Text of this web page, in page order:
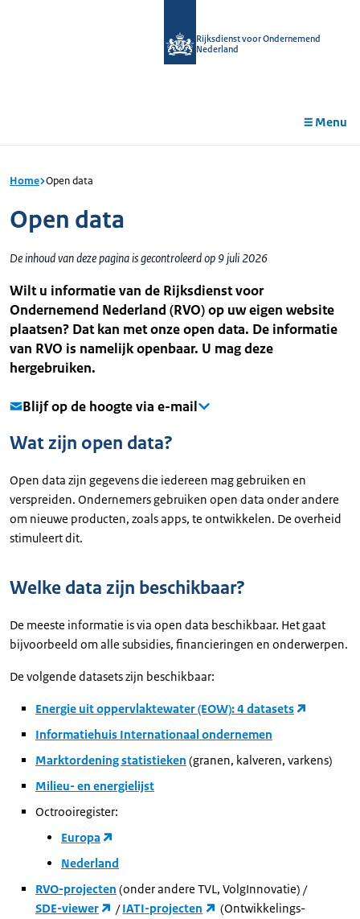
Rijksdienst voor Ondernemend
Nederland
Menu
Home Open data
Open data
De inhoud van deze pagina is gecontroleerd op 9 juli 2026
Wilt u informatie van de Rijksdienst voor
Ondernemend Nederland (RVO) op uw eigen website
plaatsen? Dat kan met onze open data. De informatie
van RVO is namelijk openbaar. U mag deze
hergebruiken.
Blijf op de hoogte via e-mail
Wat zijn open data?
Open data zijn gegevens die iedereen mag gebruiken en
verspreiden. Ondernemers gebruiken open data onder andere
om nieuwe producten, zoals apps, te ontwikkelen. De overheid
stimuleert dit.
Welke data zijn beschikbaar?
De meeste informatie is via open data beschikbaar. Het gaat
bijvoorbeeld om alle subsidies, financieringen en onderwerpen.
De volgende datasets zijn beschikbaar:
Energie uit oppervlaktewater (EOW): 4 datasets
Informatiehuis Internationaal ondernemen
Marktordening statistieken (granen, kalveren, varkens)
Milieu- en energielijst
Octrooiregister:
Europa
Nederland
RVO-projecten (onder andere TVL, VolgInnovatie) /
SDE-viewer
/IATI-projecten
(Ontwikkelings­